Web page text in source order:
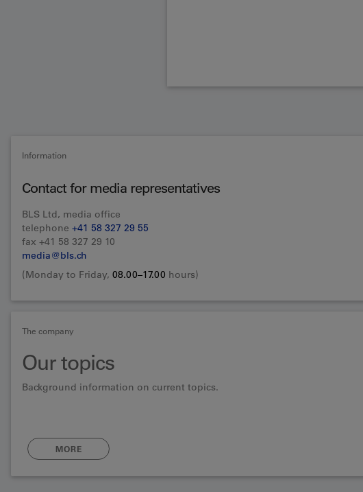
Information
Contact for media representatives
BLS Ltd, media office
telephone +41 58 327 29 55
fax +41 58 327 29 10
media@bls.ch
(Monday to Friday, 08.00–17.00 hours)
The company
Our topics
Background information on current topics.
MORE